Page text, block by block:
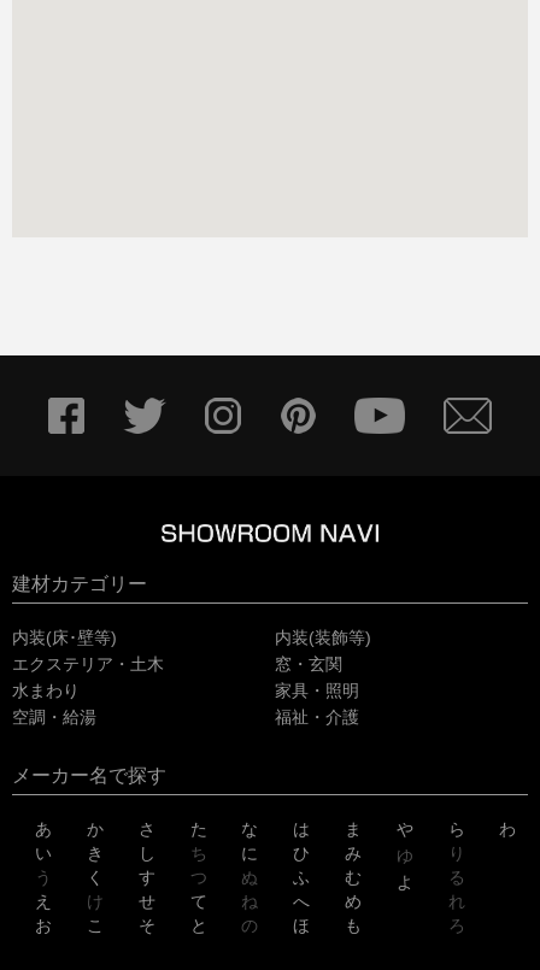
建材カテゴリー
内装(床･壁等)
内装(装飾等)
エクステリア・土木
窓・玄関
水まわり
家具・照明
空調・給湯
福祉・介護
メーカー名で探す
あ
い
う
え
お
か
き
く
け
こ
さ
し
す
せ
そ
た
ち
つ
て
と
な
に
ぬ
ね
の
は
ひ
ふ
へ
ほ
ま
み
む
め
も
や
ゆ
よ
ら
り
る
れ
ろ
わ